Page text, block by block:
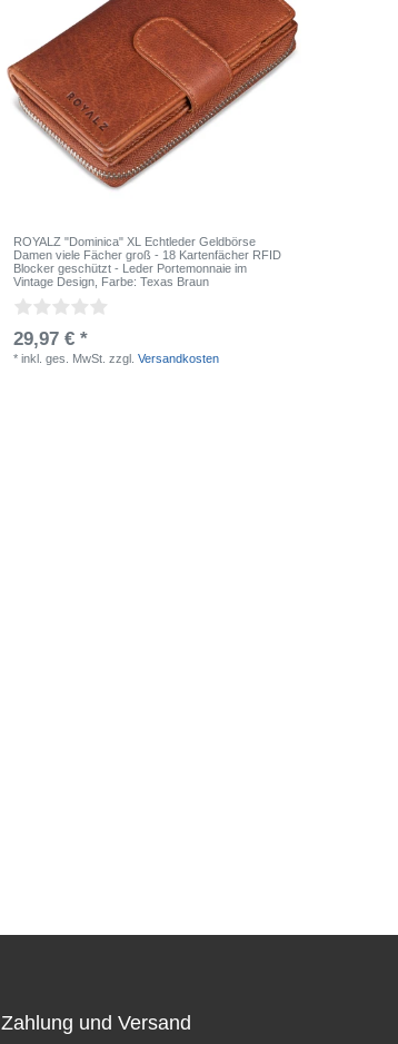
ROYALZ "Dominica" XL Echtleder Geldbörse
Damen viele Fächer groß - 18 Kartenfächer RFID
Blocker geschützt - Leder Portemonnaie im
Vintage Design , Farbe: Texas Braun
29,97 € *
*inkl. ges. MwSt. zzgl.Versandkosten
Zahlung und Versand